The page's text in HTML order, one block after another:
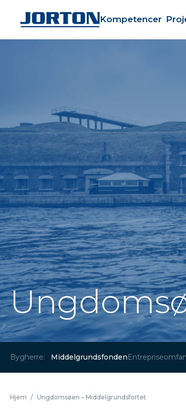
Kompetencer
Bygherre: Middelgrundsfonden
Hjem / Ungdomsøen – Middelgrundsfortet